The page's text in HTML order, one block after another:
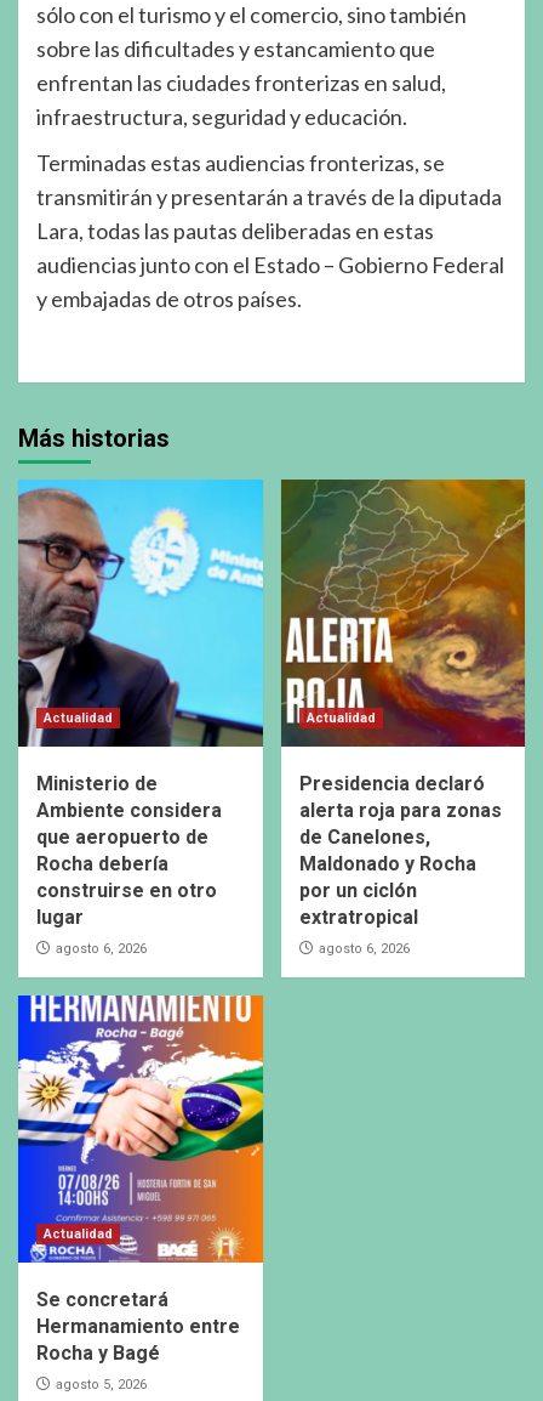
sólo con el turismo y el comercio, sino también
sobre las dificultades y estancamiento que
enfrentan las ciudades fronterizas en salud,
infraestructura, seguridad y educación.
Terminadas estas audiencias fronterizas, se
transmitirán y presentarán a través de la diputada
Lara, todas las pautas deliberadas en estas
audiencias junto con el Estado – Gobierno Federal
y embajadas de otros países.
Más historias
Actualidad
Ministerio de
Ambiente considera
que aeropuerto de
Rocha debería
construirse en otro
lugar
agosto 6, 2026
Actualidad
Presidencia declaró
alerta roja para zonas
de Canelones,
Maldonado y Rocha
por un ciclón
extratropical
agosto 6, 2026
Actualidad
Se concretará
Hermanamiento entre
Rocha y Bagé
agosto 5, 2026